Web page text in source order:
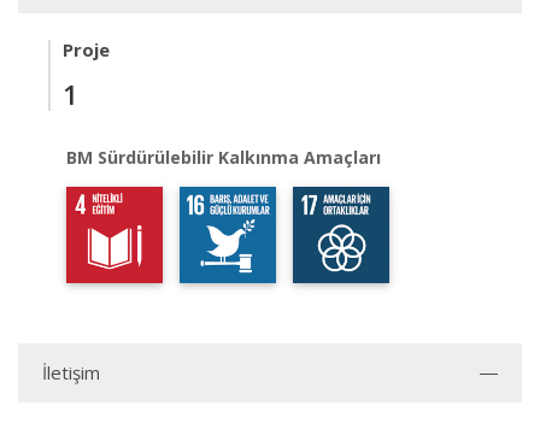
Proje
1
BM Sürdürülebilir Kalkınma Amaçları
İletişim